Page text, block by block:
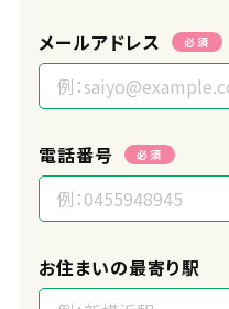
メールアドレス 必須
電話番号 必須
お住まいの最寄り駅